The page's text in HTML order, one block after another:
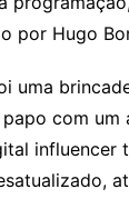
por Hugo
uma
com um
influencer